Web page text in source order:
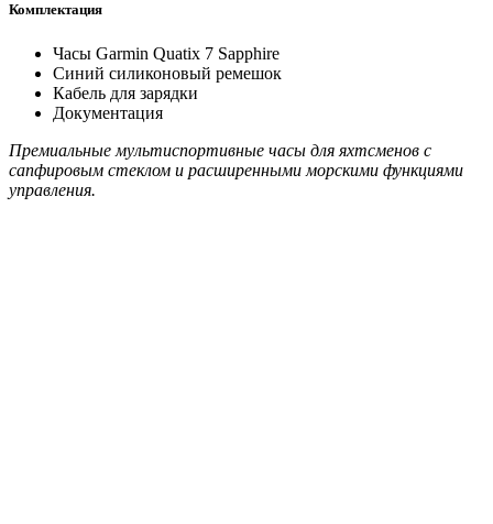
Комплектация
Часы Garmin Quatix 7 Sapphire
Синий силиконовый ремешок
Кабель для зарядки
Документация
Премиальные мультиспортивные часы для яхтсменов с
сапфировым стеклом и расширенными морскими функциями
управления.